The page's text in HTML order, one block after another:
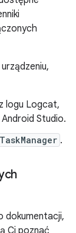
logu Logcat,
Studio.
.
dokumentacji,
Ci poznać